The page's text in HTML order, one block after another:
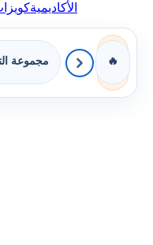
الأكاديمية
🔥 مجموعة